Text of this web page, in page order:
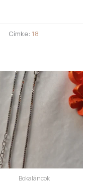
Címke: 18
Bokaláncok